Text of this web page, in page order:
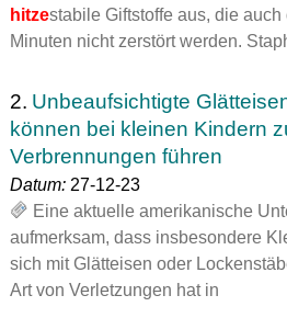
hitzestabile Giftstoffe aus, die
Minuten nicht zerstört werden.
2. Unbeaufsichtigte
können bei kleinen Kindern
Verbrennungen führen
Datum:27-12-23
Eine aktuelle amerikanische
aufmerksam, dass insbesondere
sich mit Glätteisen oder
Art von Verletzungen hat in